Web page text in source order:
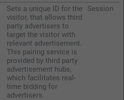
Sets a unique ID for the
visitor, that allows third
party advertisers to
target the visitor with
relevant advertisement.
This pairing service is
provided by third party
advertisement hubs,
which facilitates real-
time bidding for
advertisers.
Session